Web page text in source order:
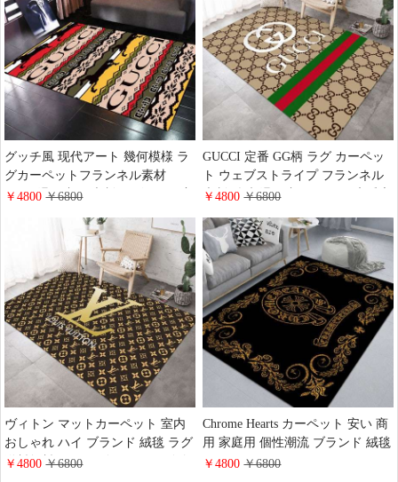
グッチ風 现代アート 幾何模様 ラ
グカーペットフランネル素材
Gucci 滑り止め 大判 リビング・玄
ランド 最安值 工場の通販
￥4800￥6800
GUCCI 定番 GG柄 ラグ カーペッ
ト ウェブストライプ フランネル
大判 絨毯 滑り止め グッチ 床暖房
ング 室内 オシャレカーペット
￥4800￥6800
ヴィトン マットカーペット 室内
おしゃれ ハイ ブランド 絨毯 ラグ
送料無料 vuitton ゴールド ロゴ付
￥4800￥6800
Chrome Hearts カーペット 安い 商
用 家庭用 個性潮流 ブランド 絨毯
マット クロームハーツ アイコン
￥4800￥6800